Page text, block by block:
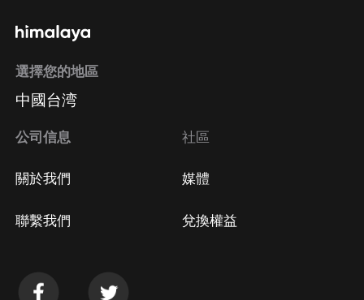
選擇您的地區
中國台湾
公司信息
關於我們
聯繫我們
社區
媒體
兌換權益